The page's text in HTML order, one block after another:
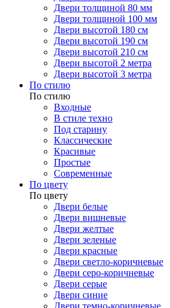
Двери толщиной 80 мм
Двери толщиной 100 мм
Двери высотой 180 см
Двери высотой 190 см
Двери высотой 210 см
Двери высотой 2 метра
Двери высотой 3 метра
По стилю
По стилю
Входные
В стиле техно
Под старину
Классические
Красивые
Простые
Современные
По цвету
По цвету
Двери белые
Двери вишневые
Двери желтые
Двери зеленые
Двери красные
Двери светло-коричневые
Двери серо-коричневые
Двери серые
Двери синие